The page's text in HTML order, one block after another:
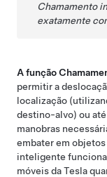
Chamamento
exatamente
A função
permitir a
localização
destino-alvo) ou
manobras
embater em
inteligente
móveis da Tesla